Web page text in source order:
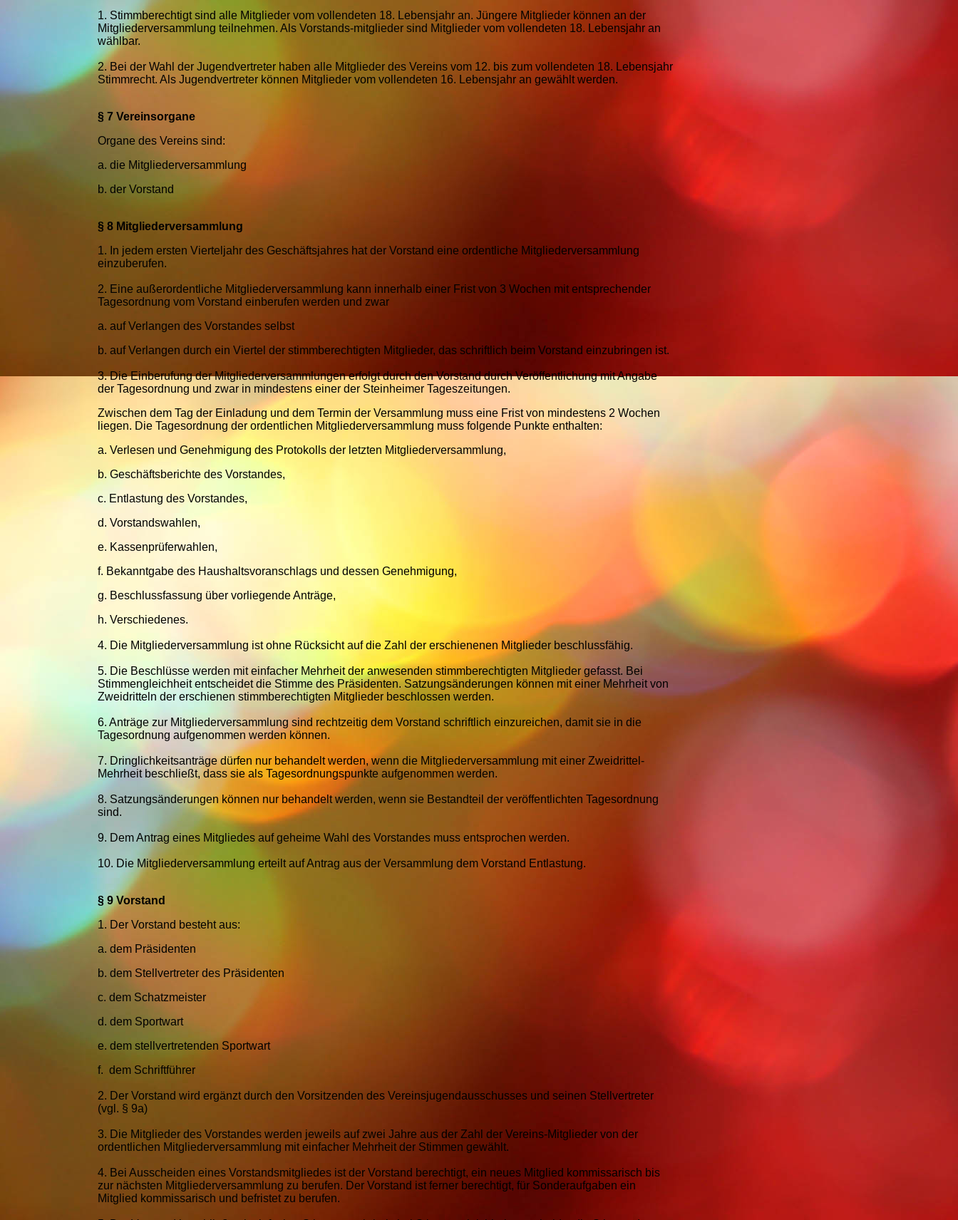
1. Stimmberechtigt sind alle Mitglieder vom vollendeten 18. Lebensjahr an. Jüngere Mitglieder können an der
Mitgliederversammlung teilnehmen. Als Vorstands-mitglieder sind Mitglieder vom vollendeten 18. Lebensjahr an
wählbar.
2. Bei der Wahl der Jugendvertreter haben alle Mitglieder des Vereins vom 12. bis zum vollendeten 18. Lebensjahr
Stimmrecht. Als Jugendvertreter können Mitglieder vom vollendeten 16. Lebensjahr an gewählt werden.
§ 7 Vereinsorgane
Organe des Vereins sind:
a. die Mitgliederversammlung
b. der Vorstand
§ 8 Mitgliederversammlung
1. In jedem ersten Vierteljahr des Geschäftsjahres hat der Vorstand eine ordentliche Mitgliederversammlung
einzuberufen.
2. Eine außerordentliche Mitgliederversammlung kann innerhalb einer Frist von 3 Wochen mit entsprechender
Tagesordnung vom Vorstand einberufen werden und zwar
a. auf Verlangen des Vorstandes selbst
b. auf Verlangen durch ein Viertel der stimmberechtigten Mitglieder, das schriftlich beim Vorstand einzubringen ist.
3.Die Einberufung der Mitgliederversammlungen erfolgt durch den Vorstand durch Veröffentlichung mit Angabe
der Tagesordnung und zwar in mindestens einer der Steinheimer Tageszeitungen.
Zwischen dem Tag der Einladung und dem Termin der Versammlung muss eine Frist von mindestens 2 Wochen
liegen. Die Tagesordnung der ordentlichen Mitgliederversammlung muss folgende Punkte enthalten:
a. Verlesen und Genehmigung des Protokolls der letzten Mitgliederversammlung,
b. Geschäftsberichte des Vorstandes,
c. Entlastung des Vorstandes,
d. Vorstandswahlen,
e. Kassenprüferwahlen,
f. Bekanntgabe des Haushaltsvoranschlags und dessen Genehmigung,
g. Beschlussfassung über vorliegende Anträge,
h. Verschiedenes.
4. Die Mitgliederversammlung ist ohne Rücksicht auf die Zahl der erschienenen Mitglieder beschlussfähig.
5. Die Beschlüsse werden mit einfacher Mehrheit der anwesenden stimmberechtigten Mitglieder gefasst. Bei
Stimmengleichheit entscheidet die Stimme des Präsidenten. Satzungsänderungen können mit einer Mehrheit von
Zweidritteln der erschienen stimmberechtigten Mitglieder beschlossen werden.
6. Anträge zur Mitgliederversammlung sind rechtzeitig dem Vorstand schriftlich einzureichen, damit sie in die
Tagesordnung aufgenommen werden können.
7. Dringlichkeitsanträge dürfen nur behandelt werden, wenn die Mitgliederversammlung mit einer Zweidrittel-
Mehrheit beschließt, dass sie als Tagesordnungspunkte aufgenommen werden.
8. Satzungsänderungen können nur behandelt werden, wenn sie Bestandteil der veröffentlichten Tagesordnung
sind.
9. Dem Antrag eines Mitgliedes auf geheime Wahl des Vorstandes muss entsprochen werden.
10. Die Mitgliederversammlung erteilt auf Antrag aus der Versammlung dem Vorstand Entlastung.
§ 9 Vorstand
1. Der Vorstand besteht aus:
a. dem Präsidenten
b. dem Stellvertreter des Präsidenten
c. dem Schatzmeister
d. dem Sportwart
e. dem stellvertretenden Sportwart
f. dem Schriftführer
2. Der Vorstand wird ergänzt durch den Vorsitzenden des Vereinsjugendausschusses und seinen Stellvertreter
(vgl. § 9a)
3. Die Mitglieder des Vorstandes werden jeweils auf zwei Jahre aus der Zahl der Vereins-Mitglieder von der
ordentlichen Mitgliederversammlung mit einfacher Mehrheit der Stimmen gewählt.
4. Bei Ausscheiden eines Vorstandsmitgliedes ist der Vorstand berechtigt, ein neues Mitglied kommissarisch bis
zur nächsten Mitgliederversammlung zu berufen. Der Vorstand ist ferner berechtigt, für Sonderaufgaben ein
Mitglied kommissarisch und befristet zu berufen.